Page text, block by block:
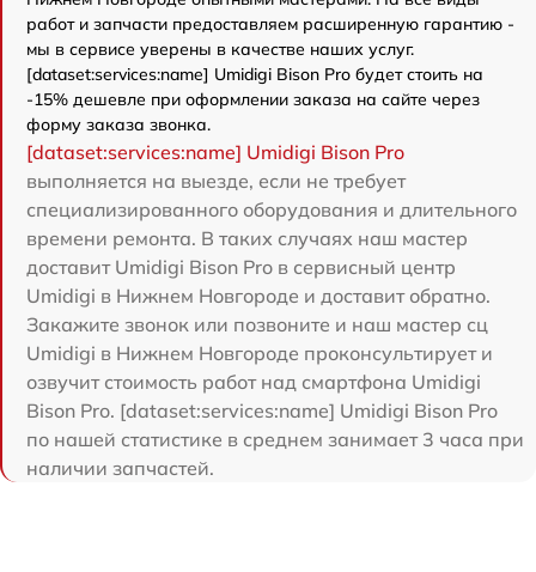
работ и запчасти предоставляем расширенную гарантию -
мы в сервисе уверены в качестве наших услуг.
[dataset:services:name] Umidigi Bison Pro будет стоить на
-15% дешевле при оформлении заказа на сайте через
форму заказа звонка.
[dataset:services:name] Umidigi Bison Pro
выполняется на выезде, если не требует
специализированного оборудования и длительного
времени ремонта. В таких случаях наш мастер
доставит Umidigi Bison Pro в сервисный центр
Umidigi в Нижнем Новгороде и доставит обратно.
Закажите звонок или позвоните и наш мастер сц
Umidigi в Нижнем Новгороде проконсультирует и
озвучит стоимость работ над смартфона Umidigi
Bison Pro. [dataset:services:name] Umidigi Bison Pro
по нашей статистике в среднем занимает 3 часа при
наличии запчастей.